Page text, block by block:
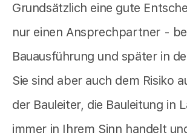
Grundsätzlich eine gute
nur einen Ansprechpartner -
Bauausführung und später in
Sie sind aber auch dem Risiko
der Bauleiter, die Bauleitung in
immer in Ihrem Sinn handelt